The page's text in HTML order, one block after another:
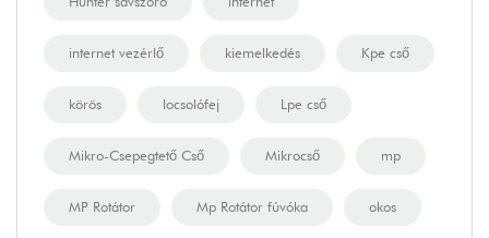
internet vezérlő kiemelkedés Kpe cső
körös locsolófej Lpe cső
Mikro-Csepegtető Cső Mikrocső mp
MP Rotátor Mp Rotátor fúvóka okos